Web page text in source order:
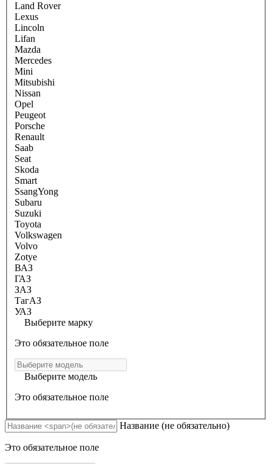
Land Rover
Lexus
Lincoln
Lifan
Mazda
Mercedes
Mini
Mitsubishi
Nissan
Opel
Peugeot
Porsche
Renault
Saab
Seat
Skoda
Smart
SsangYong
Subaru
Suzuki
Toyota
Volkswagen
Volvo
Zotye
ВАЗ
ГАЗ
ЗАЗ
ТагАЗ
УАЗ
Выберите марку
Это обязательное поле
Выберите модель
Это обязательное поле
Название (не обязательно)
Это обязательное поле